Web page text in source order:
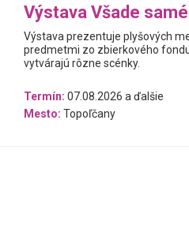
Výstava Všade
Výstava prezentuje plyšových
predmetmi zo zbierkového
vytvárajú rôzne scénky.
Termín: 07.08.2026 a ďalšie
Mesto: Topoľčany